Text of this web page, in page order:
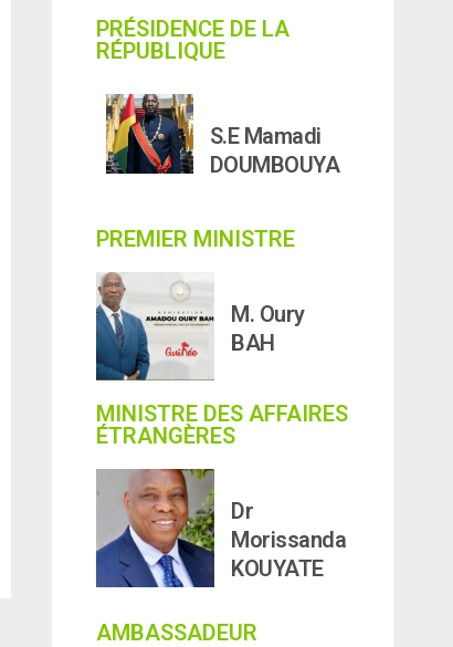
PRÉSIDENCE DE LA
RÉPUBLIQUE
S.E Mamadi
DOUMBOUYA
PREMIER MINISTRE
M. Oury
BAH
MINISTRE DES AFFAIRES
ÉTRANGÈRES
Dr
Morissanda
KOUYATE
AMBASSADEUR